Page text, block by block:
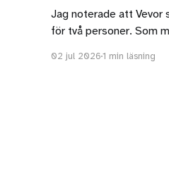
Jag noterade att Vevor
för två personer. Som
oftast är för korta för
02 jul 20261 min läsning